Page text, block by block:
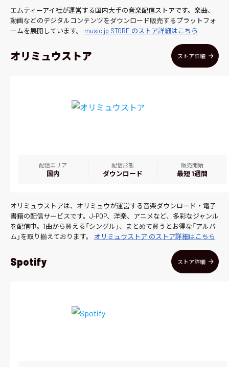
エムティーアイ社が運営する国内大手の音楽配信ストアです。楽曲、
動画などのデジタルコンテンツをダウンロード販売するプラットフォ
ームを展開しています。 music.jp STORE のストア詳細はこちら
オリミュウストア ストア詳細
配信エリア
国内
配信形態
ダウンロード
販売開始
最短 1週間
オリミュウストアは、オリミュウが運営する音楽ダウンロード・電子
書籍の配信サービスです。J-POP、洋楽、アニメなど、多彩なジャンル
を配信中。1曲から買える「シングル」、まとめて買うとお得な「アルバ
ム」を取り揃えております。 オリミュウストア のストア詳細はこちら
Spotify ストア詳細